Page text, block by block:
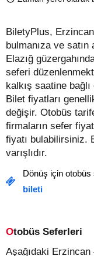
BiletyPlus,
bulmanıza ve
Elazığ
seferi
kalkış saatine
Bilet fiyatları
değişir. Otobüs
firmaların sefer
fiyatı bulabilirsiniz.
varışlıdır.
Dönüş için otobüs
bileti
Otobüs Seferleri
Aşağıdaki